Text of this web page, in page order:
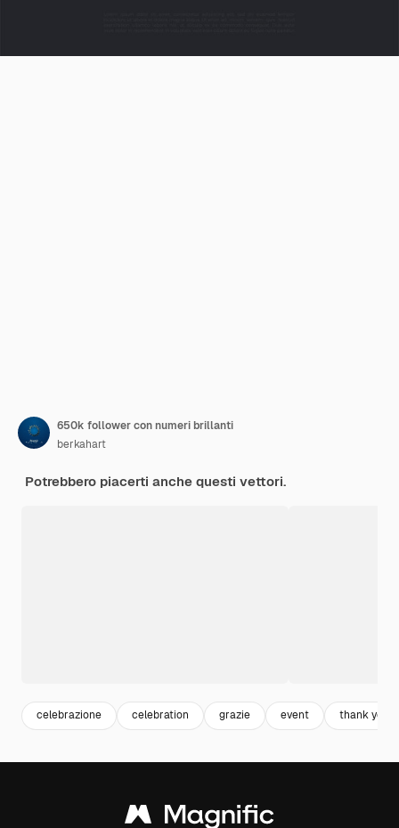
650k follower con numeri brillanti
berkahart
Potrebbero piacerti anche questi vettori.
celebrazione celebration grazie event thank you